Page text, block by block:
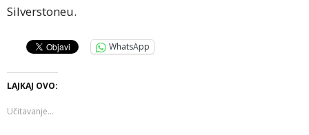
Silverstoneu.
WhatsApp
LAJKAJ OVO:
Učitavanje...